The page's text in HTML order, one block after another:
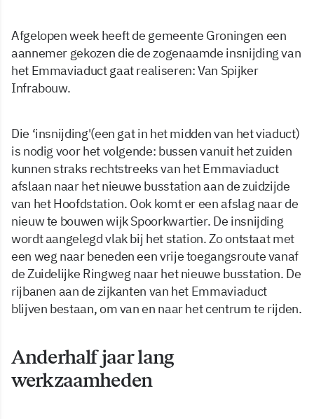
Afgelopen week heeft de gemeente Groningen een
aannemer gekozen die de zogenaamde insnijding van
het Emmaviaduct gaat realiseren: Van Spijker
Infrabouw.
Die ‘insnijding'(een gat in het midden van het viaduct)
is nodig voor het volgende: bussen vanuit het zuiden
kunnen straks rechtstreeks van het Emmaviaduct
afslaan naar het nieuwe busstation aan de zuidzijde
van het Hoofdstation. Ook komt er een afslag naar de
nieuw te bouwen wijk Spoorkwartier. De insnijding
wordt aangelegd vlak bij het station. Zo ontstaat met
een weg naar beneden een vrije toegangsroute vanaf
de Zuidelijke Ringweg naar het nieuwe busstation. De
rijbanen aan de zijkanten van het Emmaviaduct
blijven bestaan, om van en naar het centrum te rijden.
Anderhalf jaar lang
werkzaamheden